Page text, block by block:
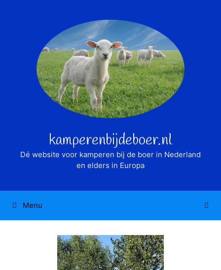
kamperenbijdeboer.nl
Dé website voor kamperen bij de boer in Nederland
en elders in Europa
Menu